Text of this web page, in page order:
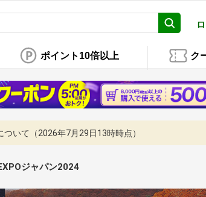
ポイント10倍以上 ク
いて（2026年7月29日13時時点）
ジャパン2024